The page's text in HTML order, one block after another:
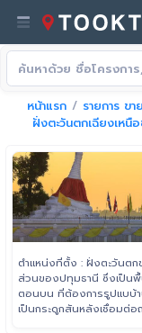
หน้าแรก
รายการ ขา
ฝั่งตะวันตกเฉียงเหนือ
ตำแหน่งที่ตั้ง : ฝั่งตะวันตก
ส่วนของปทุมธานี ซึ่งเป็น
ตอนบน ที่ต้องการรูปแบบ้า
เป็นกระดูกสันหลังเชื่อมต่